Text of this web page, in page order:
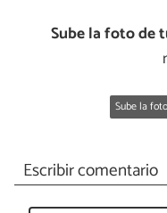
Sube la foto de
Sube la
Escribir comentario